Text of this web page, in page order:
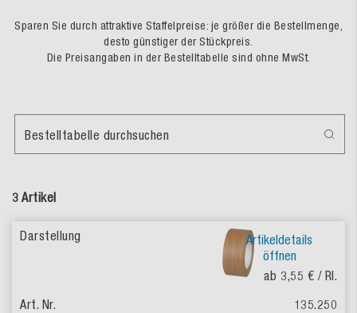
Sparen Sie durch attraktive Staffelpreise: je größer die Bestellmenge,
desto günstiger der Stückpreis.
Die Preisangaben in der Bestelltabelle sind ohne MwSt.
3 Artikel
Bestelltabelle durchsuchen
Artikeldetails
öffnen
ab 3,55 € / Rl.
135.250